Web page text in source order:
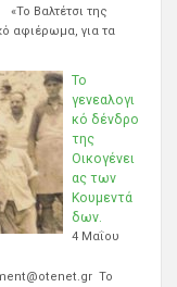
της
αφιέρωμα, για τα
Το
γενεαλογι
κό δένδρο
της
Οικογένει
ας των
Κουμεντά
δων.
4 Μαΐου
Το